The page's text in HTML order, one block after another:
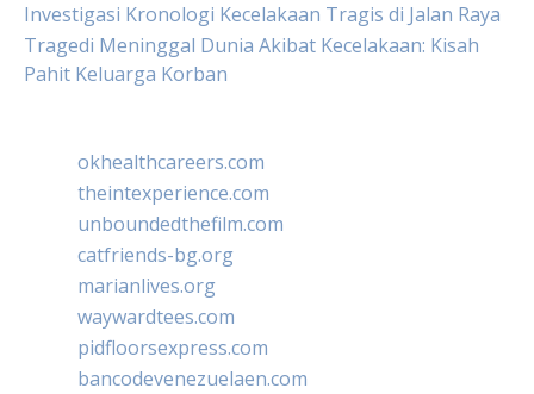
Investigasi Kronologi Kecelakaan Tragis di Jalan Raya
Tragedi Meninggal Dunia Akibat Kecelakaan: Kisah
Pahit Keluarga Korban
okhealthcareers.com
theintexperience.com
unboundedthefilm.com
catfriends-bg.org
marianlives.org
waywardtees.com
pidfloorsexpress.com
bancodevenezuelaen.com